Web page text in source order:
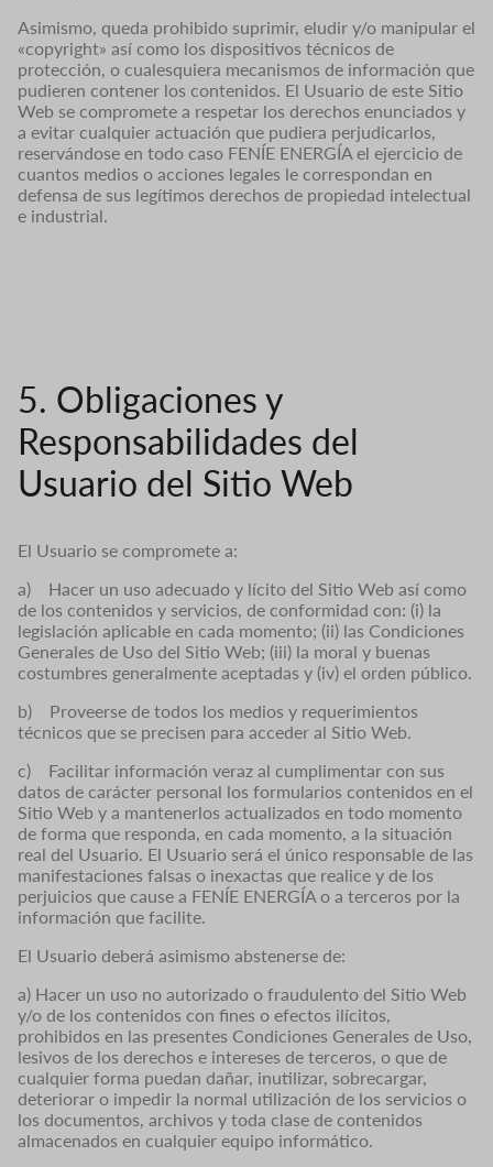
Asimismo, queda prohibido suprimir, eludir y/o manipular el
«copyright» así como los dispositivos técnicos de
protección, o cualesquiera mecanismos de información que
pudieren contener los contenidos. El Usuario de este Sitio
Web se compromete a respetar los derechos enunciados y
a evitar cualquier actuación que pudiera perjudicarlos,
reservándose en todo caso FENÍE ENERGÍA el ejercicio de
cuantos medios o acciones legales le correspondan en
defensa de sus legítimos derechos de propiedad intelectual
e industrial.
5. Obligaciones y
Responsabilidades del
Usuario del Sitio Web
El Usuario se compromete a:
a) Hacer un uso adecuado y lícito del Sitio Web así como
de los contenidos y servicios, de conformidad con: (i) la
legislación aplicable en cada momento; (ii) las Condiciones
Generales de Uso del Sitio Web; (iii) la moral y buenas
costumbres generalmente aceptadas y (iv) el orden público.
b) Proveerse de todos los medios y requerimientos
técnicos que se precisen para acceder al Sitio Web.
c) Facilitar información veraz al cumplimentar con sus
datos de carácter personal los formularios contenidos en el
Sitio Web y a mantenerlos actualizados en todo momento
de forma que responda, en cada momento, a la situación
real del Usuario. El Usuario será el único responsable de las
manifestaciones falsas o inexactas que realice y de los
perjuicios que cause a FENÍE ENERGÍA o a terceros por la
información que facilite.
El Usuario deberá asimismo abstenerse de:
a) Hacer un uso no autorizado o fraudulento del Sitio Web
y/o de los contenidos con fines o efectos ilícitos,
prohibidos en las presentes Condiciones Generales de Uso,
lesivos de los derechos e intereses de terceros, o que de
cualquier forma puedan dañar, inutilizar, sobrecargar,
deteriorar o impedir la normal utilización de los servicios o
los documentos, archivos y toda clase de contenidos
almacenados en cualquier equipo informático.